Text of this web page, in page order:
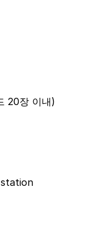
20장 이내)
station